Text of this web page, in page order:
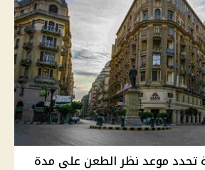
تحدد موعد نظر الطعن على مدة